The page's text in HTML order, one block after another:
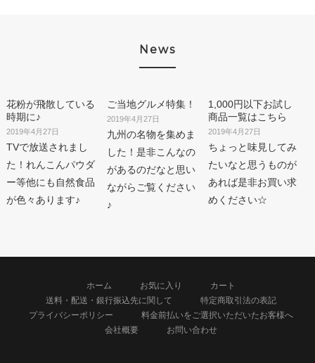
News
花粉が飛散している
時期に♪
2019年4月27日
TVで放送されまし
た！れんこんパウダ
ー等他にも自然食品
が色々あります♪
ご当地グルメ特集！
2019年4月27日
九州の名物を集めま
した！是非こんなの
があるのだなと思い
ながらご覧ください
♪
1,000円以下お試し
商品一覧はこちら
2019年4月27日
ちょっと味見してみ
たいなと思うものが
あれば是非お買い求
めください☆
ホーム お気に入り
カート
送料・配送・銀行振込先に関して
特定商取引法の表記
プライバシーポリシー
料金前払いをご選択いただいたお客様へ
会社概要
お問い合わせ